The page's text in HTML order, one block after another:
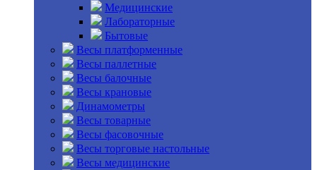
Медицинские
Лабораторные
Бытовые
Весы платформенные
Весы паллетные
Весы балочные
Весы крановые
Динамометры
Весы товарные
Весы фасовочные
Весы торговые настольные
Весы медицинские